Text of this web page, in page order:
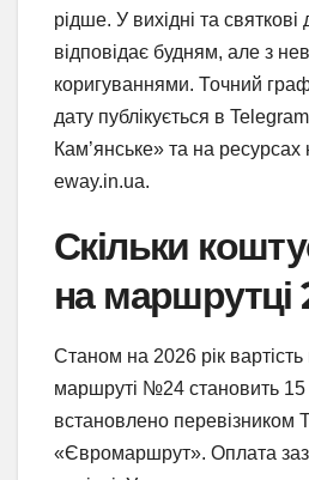
рідше. У вихідні та святкові
відповідає будням, але з
коригуваннями. Точний
дату публікується в
Кам’янське» та на ресурсах
eway.in.ua.
Скільки
на маршрутці
Станом на 2026 рік вартість
маршруті №24 становить
встановлено перевізником
«Євромаршрут». Оплата